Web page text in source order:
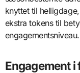
knyttet til
ekstra tokens til
engagementsniveau.
Engagement